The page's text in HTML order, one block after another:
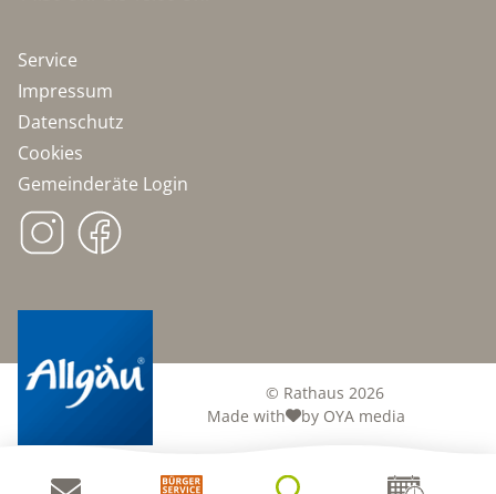
Service
Impressum
Datenschutz
Cookies
Gemeinderäte Login
© Rathaus 2026
Made with
by OYA media